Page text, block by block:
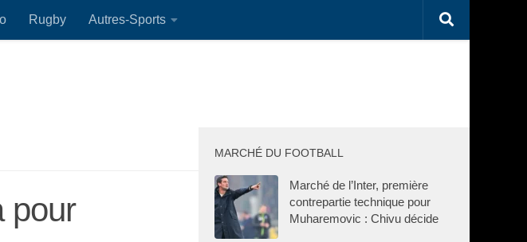
Rugby Autres-Sports
pour
MARCHÉ DU FOOTBALL
Marché de l’Inter, première
contrepartie technique pour
Muharemovic : Chivu décide